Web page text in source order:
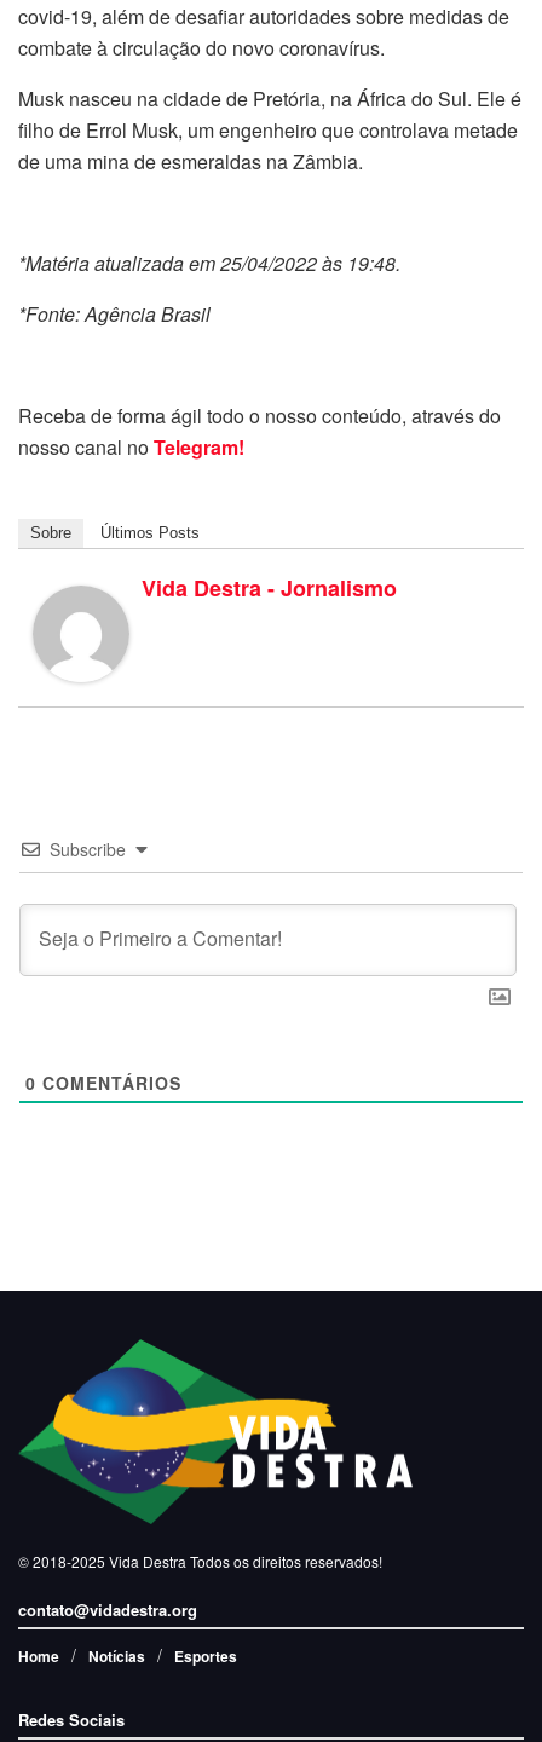
covid-19, além de desafiar autoridades sobre medidas de
combate à circulação do novo coronavírus.
Musk nasceu na cidade de Pretória, na África do Sul. Ele é
filho de Errol Musk, um engenheiro que controlava metade
de uma mina de esmeraldas na Zâmbia.
*Matéria atualizada em 25/04/2022 às 19:48.
*Fonte: Agência Brasil
Receba de forma ágil todo o nosso conteúdo, através do
nosso canal noTelegram!
Sobre Últimos Posts
Vida Destra - Jornalismo
Subscribe
0 COMENTÁRIOS
© 2018-2025 Vida Destra Todos os direitos reservados!
contato@vidadestra.org
Home Notícias Esportes
Redes Sociais